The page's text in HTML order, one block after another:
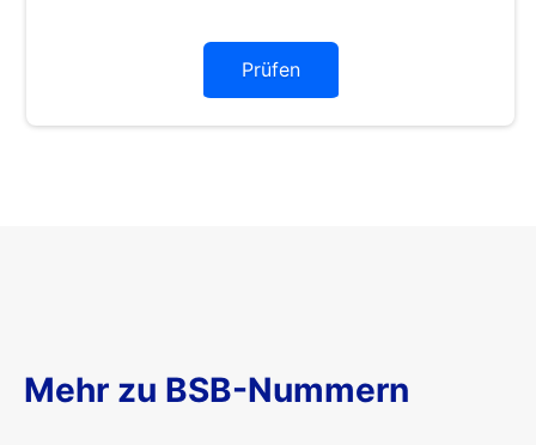
Prüfen
Mehr zu BSB-Nummern